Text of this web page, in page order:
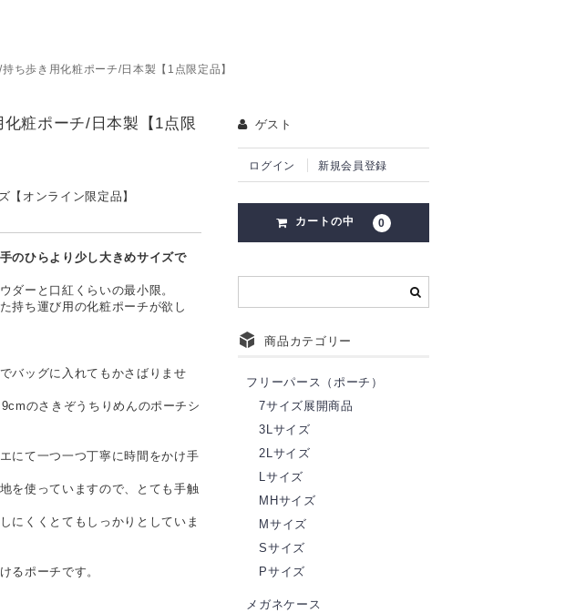
ち歩き用化粧ポーチ/日本製【1点限定品】
粧ポーチ/日本製【1点限
【オンライン限定品】
のひらより少し大きめサイズで
ダーと口紅くらいの最小限。
持ち運び用の化粧ポーチが欲し
バッグに入れてもかさばりませ
のさきぞうちりめんのポーチシ
にて一つ一つ丁寧に時間をかけ手
を使っていますので、とても手触
にくくとてもしっかりとしていま
るポーチです。
ゲスト
ログイン 新規会員登録
カートの中 0
商品カテゴリー
フリーパース（ポーチ）
7サイズ展開商品
3Lサイズ
2Lサイズ
Lサイズ
MHサイズ
Mサイズ
Sサイズ
Pサイズ
メガネケース